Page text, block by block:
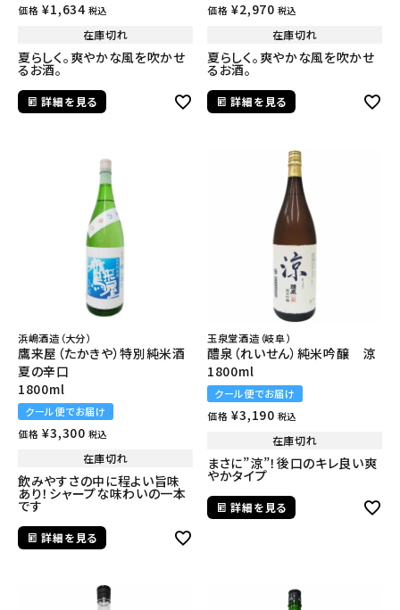
価格 ¥1,634 税込
在庫切れ
夏らしく。爽やかな風を吹かせ
るお酒。
詳細を見る
価格 ¥2,970 税込
在庫切れ
夏らしく。爽やかな風を吹かせ
るお酒。
詳細を見る
浜嶋酒造（大分）
鷹来屋（たかきや）特別純米酒
夏の辛口
1800ml
クール便でお届け
価格 ¥3,300 税込
在庫切れ
飲みやすさの中に程よい旨味
あり！シャープな味わいの一本
です
詳細を見る
玉泉堂酒造（岐阜）
醴泉（れいせん）純米吟醸 涼
1800ml
クール便でお届け
価格 ¥3,190 税込
在庫切れ
まさに”涼”！後口のキレ良い爽
やかタイプ
詳細を見る